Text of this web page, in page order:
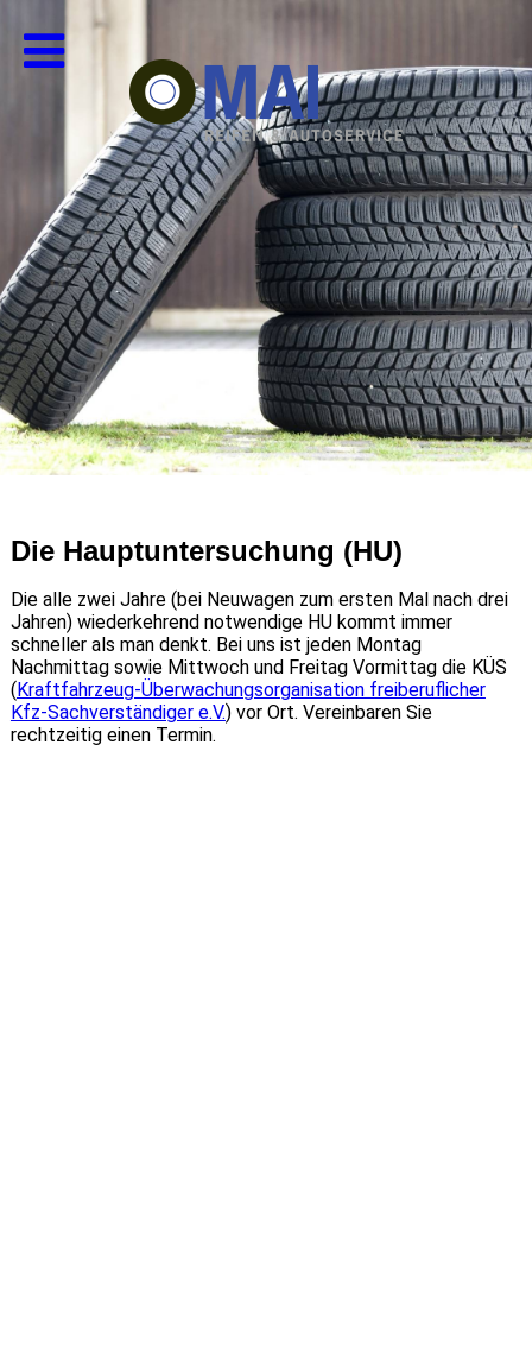
Die Hauptuntersuchung (HU)
Die alle zwei Jahre (bei Neuwagen zum ersten Mal nach drei
Jahren) wiederkehrend notwendige HU kommt immer
schneller als man denkt. Bei uns ist jeden Montag
Nachmittag sowie Mittwoch und Freitag Vormittag die KÜS
(Kraftfahrzeug-Überwachungsorganisation freiberuflicher
Kfz-Sachverständiger e.V.) vor Ort. Vereinbaren Sie
rechtzeitig einen Termin.